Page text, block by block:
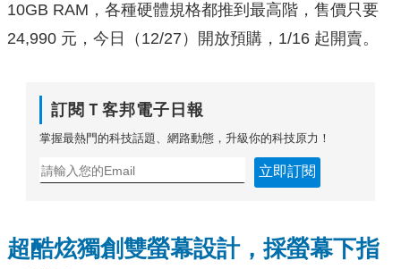
10GB RAM，各種硬體規格都推到最高階，售價只要
24,990 元，今日（12/27）開放預購，1/16 起開賣。
訂閱Ｔ客邦電子日報
掌握最熱門的科技話題、網路動態，升級你的科技原力！
立即訂閱
超酷炫獨創雙螢幕設計，採螢幕下指